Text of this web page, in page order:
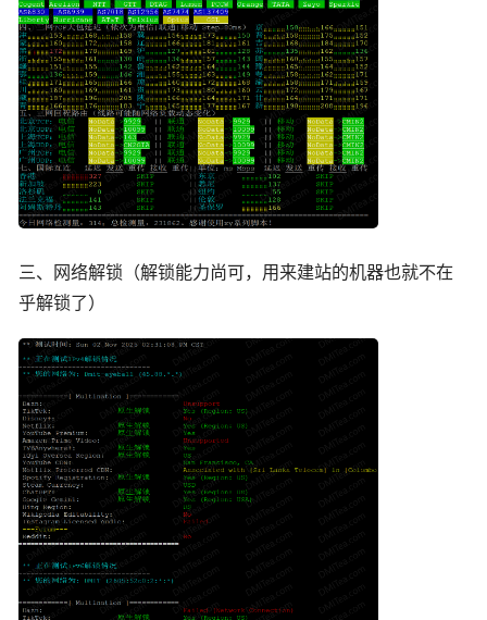
三、网络解锁（解锁能力尚可，用来建站的机器也就不在
乎解锁了）